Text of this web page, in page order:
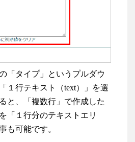
「タイプ」というプルダウ
１行テキスト（text）」を選
と、「複数行」で作成した
「１行分のテキストエリ
も可能です。